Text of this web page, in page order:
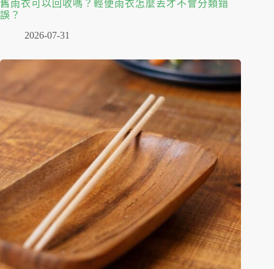
舊雨衣可以回收嗎？輕便雨衣怎麼丟才不會分類錯
誤？
2026-07-31